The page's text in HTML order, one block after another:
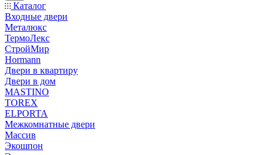
Каталог
Входные двери
Металюкс
ТермоЛекс
СтройМир
Hormann
Двери в квартиру
Двери в дом
MASTINO
TOREX
ELPORTA
Межкомнатные двери
Массив
Экошпон